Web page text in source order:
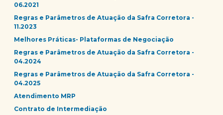
06.2021
Regras e Parâmetros de Atuação da Safra Corretora -
11.2023
Melhores Práticas- Plataformas de Negociação
Regras e Parâmetros de Atuação da Safra Corretora -
04.2024
Regras e Parâmetros de Atuação da Safra Corretora -
04.2025
Atendimento MRP
Contrato de Intermediação